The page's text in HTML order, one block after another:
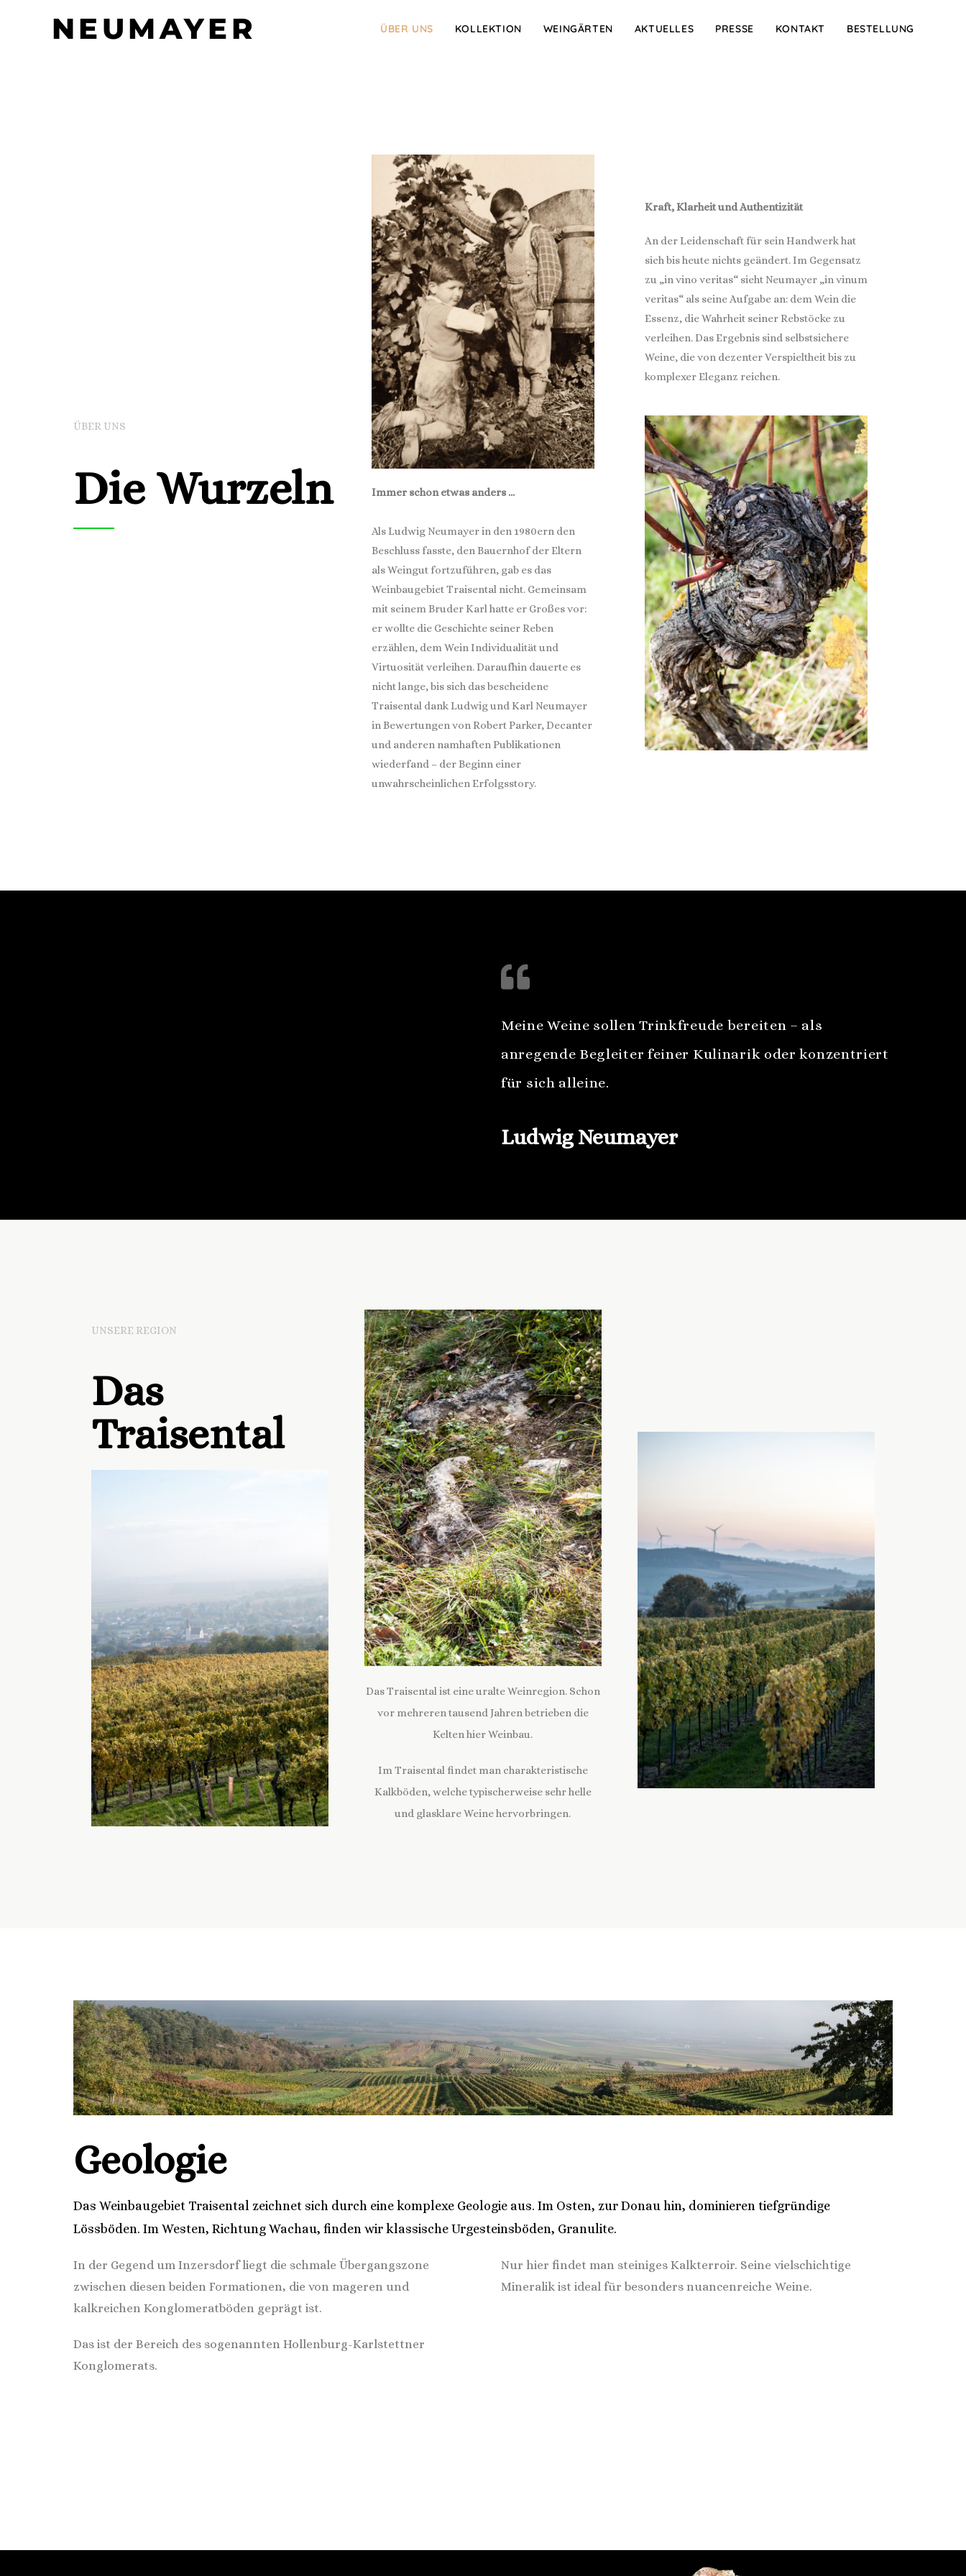
NEUMAYER ÜBER UNS KOLLEKTION WEINGÄRTEN AKTUELLES PRESSE KONTAKT BESTELLUNG
ÜBER UNS
Die Wurzeln Immer schon etwas anders …
Als Ludwig Neumayer in den 1980ern den
Beschluss fasste, den Bauernhof der Eltern
als Weingut fortzuführen, gab es das
Weinbaugebiet Traisental nicht. Gemeinsam
mit seinem Bruder Karl hatte er Großes vor:
er wollte die Geschichte seiner Reben
erzählen, dem Wein Individualität und
Virtuosität verleihen. Daraufhin dauerte es
nicht lange, bis sich das bescheidene
Traisental dank Ludwig und Karl Neumayer
in Bewertungen von Robert Parker, Decanter
und anderen namhaften Publikationen
wiederfand – der Beginn einer
unwahrscheinlichen Erfolgsstory.
Kraft, Klarheit und Authentizität
An der Leidenschaft für sein Handwerk hat
sich bis heute nichts geändert. Im Gegensatz
zu „in vino veritas“ sieht Neumayer „in vinum
veritas“ als seine Aufgabe an: dem Wein die
Essenz, die Wahrheit seiner Rebstöcke zu
verleihen. Das Ergebnis sind selbstsichere
Weine, die von dezenter Verspieltheit bis zu
komplexer Eleganz reichen.
Meine Weine sollen Trinkfreude bereiten – als
anregende Begleiter feiner Kulinarik oder konzentriert
für sich alleine.
Ludwig Neumayer
UNSERE REGION
Das
Traisental
Das Traisental ist eine uralte Weinregion. Schon
vor mehreren tausend Jahren betrieben die
Kelten hier Weinbau.
Im Traisental findet man charakteristische
Kalkböden, welche typischerweise sehr helle
und glasklare Weine hervorbringen.
Geologie
Das Weinbaugebiet Traisental zeichnet sich durch eine komplexe Geologie aus. Im Osten, zur Donau hin, dominieren tiefgründige
Lössböden. Im Westen, Richtung Wachau, finden wir klassische Urgesteinsböden, Granulite.
In der Gegend um Inzersdorf liegt die schmale Übergangszone
zwischen diesen beiden Formationen, die von mageren und
kalkreichen Konglomeratböden geprägt ist.
Das ist der Bereich des sogenannten Hollenburg-Karlstettner
Konglomerats.
Nur hier findet man steiniges Kalkterroir. Seine vielschichtige
Mineralik ist ideal für besonders nuancenreiche Weine.